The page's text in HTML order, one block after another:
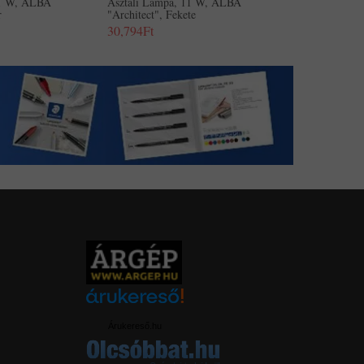
"Architect", Fekete
30,794Ft